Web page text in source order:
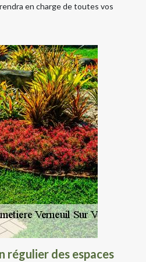
en charge de toutes vos
des espaces